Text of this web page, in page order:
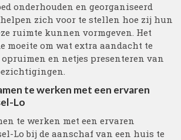
onderhouden en georganiseerd
zich voor te stellen hoe zij hun
ruimte kunnen vormgeven. Het
moeite om wat extra aandacht te
opruimen en netjes presenteren van
te werken met een ervaren
Lo
te werken met een ervaren
Lo bij de aanschaf van een huis te